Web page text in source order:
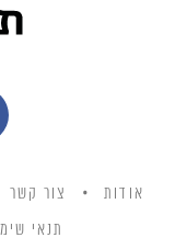
כי שמך צורב את השפתיים
ירושלים של זהב…
אודות צור קשר
תנאי